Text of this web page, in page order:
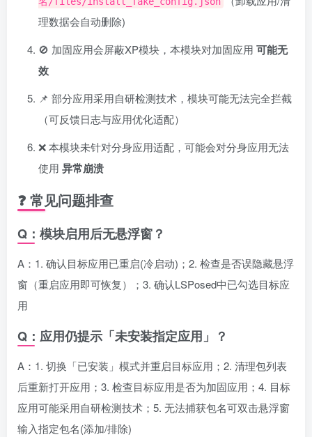
理数据会自动删除)
🚫 加固应用会屏蔽XP模块，本模块对加固应用 可能无
效
📌 部分应用采用自研检测技术，模块可能无法完全拦截
（可反馈日志与应用优化适配）
❌ 本模块未针对分身应用适配，可能会对分身应用无法
使用 异常崩溃
❓ 常见问题排查
Q：模块启用后无悬浮窗？
A：1. 确认目标应用已重启(冷启动)；2. 检查是否误隐藏悬浮
窗（重启应用即可恢复）；3. 确认LSPosed中已勾选目标应
用
Q：应用仍提示「未安装指定应用」？
A：1. 切换「已安装」模式并重启目标应用；2. 清理包列表
后重新打开应用；3. 检查目标应用是否为加固应用；4. 目标
应用可能采用自研检测技术；5. 无法捕获包名可双击悬浮窗
输入指定包名(添加/排除)